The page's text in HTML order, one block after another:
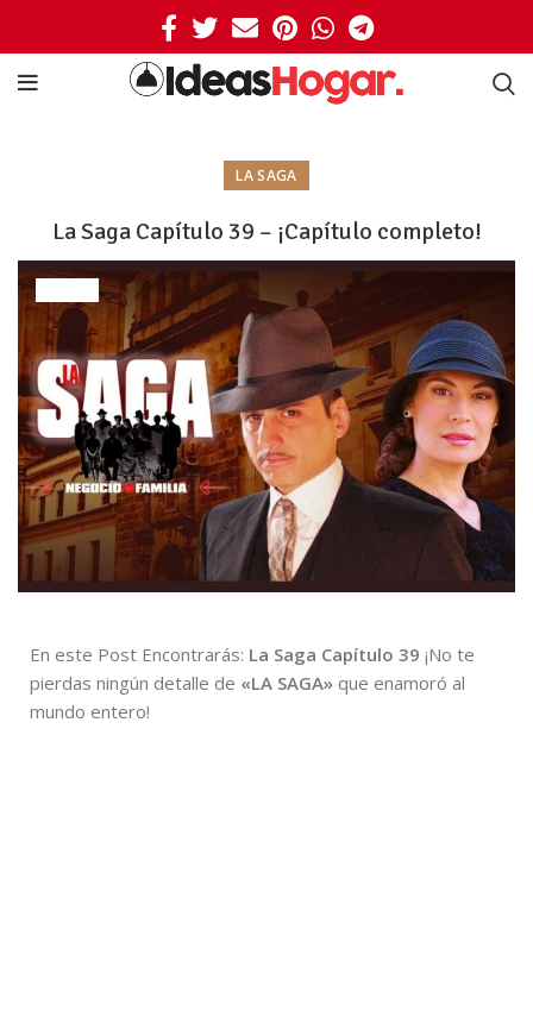
LA SAGA
La Saga Capítulo 39 – ¡Capítulo completo!
En este Post Encontrarás: La Saga Capítulo 39 ¡No te
pierdas ningún detalle de «LA SAGA» que enamoró al
mundo entero!